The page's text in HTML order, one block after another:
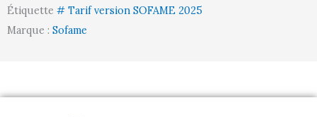
50/70cm
Étiquette # Tarif version SOFAME 2025
Marque : Sofame